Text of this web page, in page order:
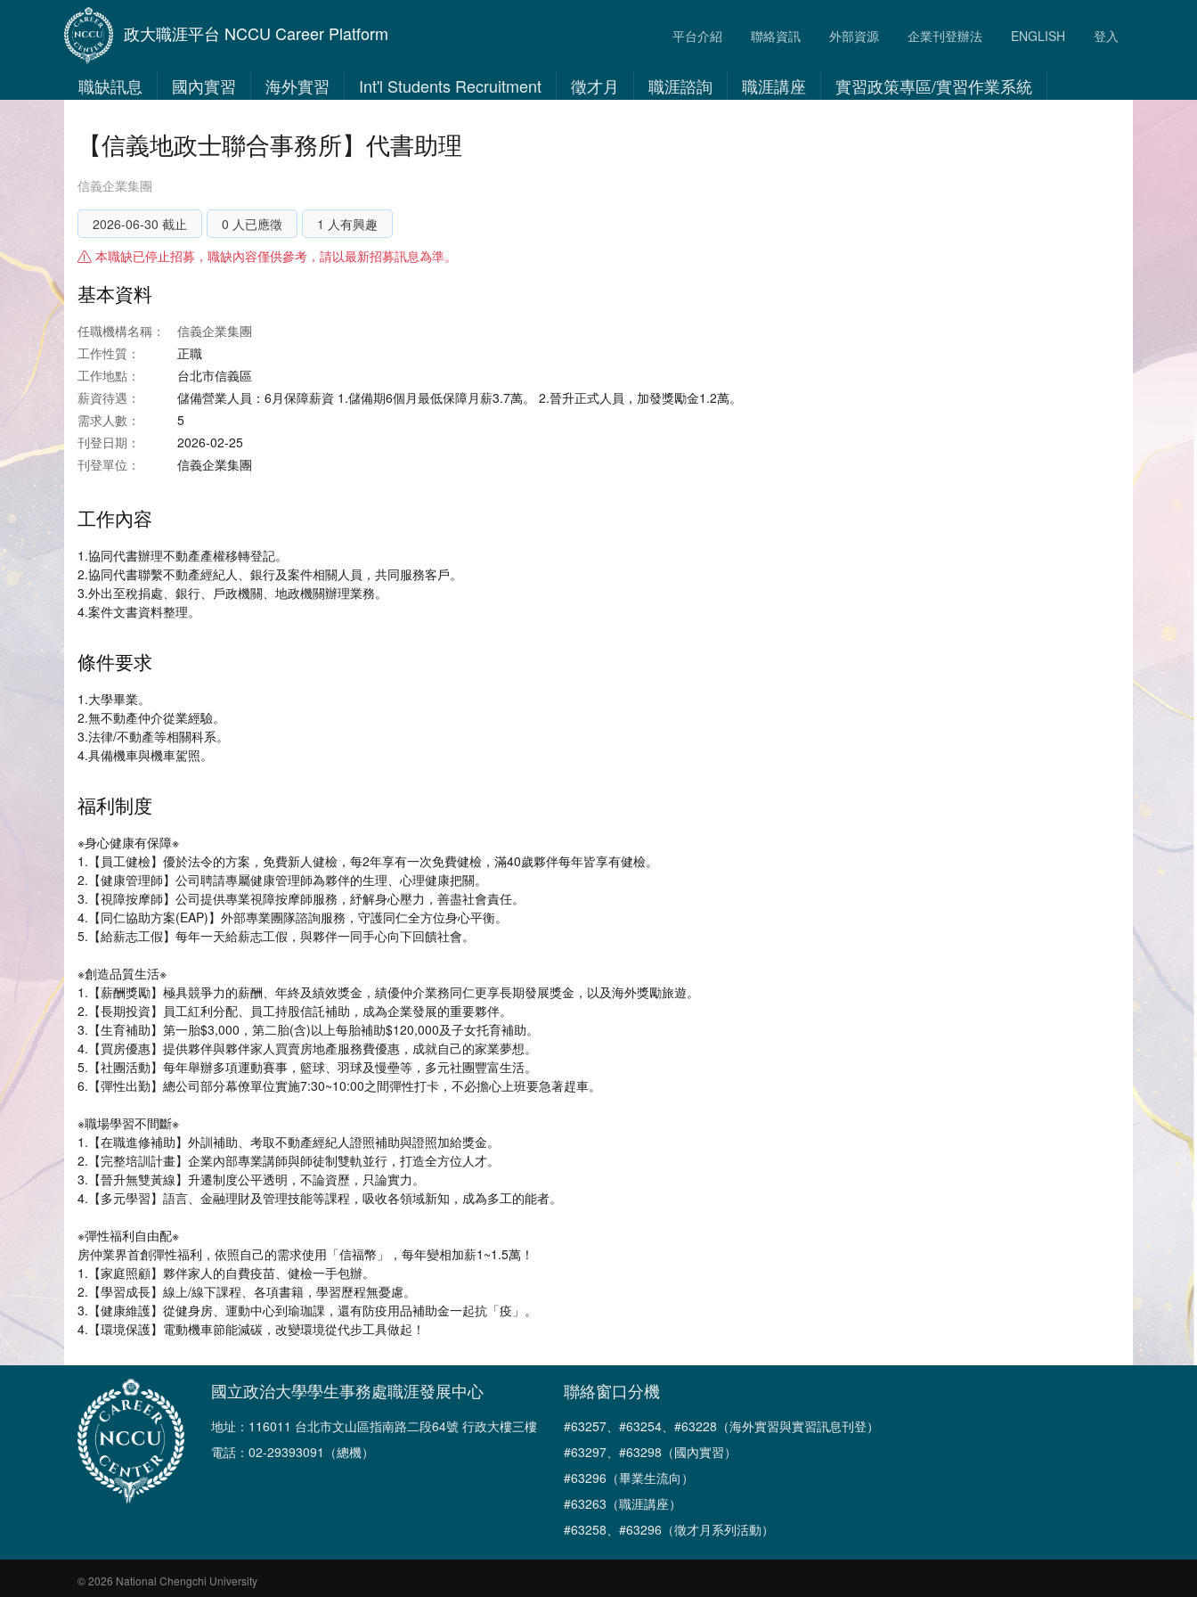
政大職涯平台 NCCU Career Platform 平台介紹 聯絡資訊 外部資源 企業刊登辦法 ENGLISH 登入
職缺訊息 國內實習 海外實習 Int'l Students Recruitment 徵才月 職涯諮詢 職涯講座 實習政策專區/實習作業系統
【信義地政士聯合事務所】代書助理
信義企業集團
2026-06-30 截止 0 人已應徵
1 人有興趣
本職缺已停止招募，職缺內容僅供參考，請以最新招募訊息為準。
基本資料
任職機構名稱：
信義企業集團
工作性質：
正職
工作地點：
台北市信義區
薪資待遇：
儲備營業人員：6月保障薪資 1.儲備期6個月最低保障月薪3.7萬。 2.晉升正式人員，加發獎勵金1.2萬。
需求人數：
5
刊登日期：
2026-02-25
刊登單位：
信義企業集團
工作內容
1.協同代書辦理不動產產權移轉登記。
2.協同代書聯繫不動產經紀人、銀行及案件相關人員，共同服務客戶。
3.外出至稅捐處、銀行、戶政機關、地政機關辦理業務。
4.案件文書資料整理。
條件要求
1.大學畢業。
2.無不動產仲介從業經驗。
3.法律/不動產等相關科系。
4.具備機車與機車駕照。
福利制度
※身心健康有保障※
1.【員工健檢】優於法令的方案，免費新人健檢，每2年享有一次免費健檢，滿40歲夥伴每年皆享有健檢。
2.【健康管理師】公司聘請專屬健康管理師為夥伴的生理、心理健康把關。
3.【視障按摩師】公司提供專業視障按摩師服務，紓解身心壓力，善盡社會責任。
4.【同仁協助方案(EAP)】外部專業團隊諮詢服務，守護同仁全方位身心平衡。
5.【給薪志工假】每年一天給薪志工假，與夥伴一同手心向下回饋社會。
※創造品質生活※
1.【薪酬獎勵】極具競爭力的薪酬、年終及績效獎金，績優仲介業務同仁更享長期發展獎金，以及海外獎勵旅遊。
2.【長期投資】員工紅利分配、員工持股信託補助，成為企業發展的重要夥伴。
3.【生育補助】第一胎$3,000，第二胎(含)以上每胎補助$120,000及子女托育補助。
4.【買房優惠】提供夥伴與夥伴家人買賣房地產服務費優惠，成就自己的家業夢想。
5.【社團活動】每年舉辦多項運動賽事，籃球、羽球及慢壘等，多元社團豐富生活。
6.【彈性出勤】總公司部分幕僚單位實施7:30~10:00之間彈性打卡，不必擔心上班要急著趕車。
※職場學習不間斷※
1.【在職進修補助】外訓補助、考取不動產經紀人證照補助與證照加給獎金。
2.【完整培訓計畫】企業內部專業講師與師徒制雙軌並行，打造全方位人才。
3.【晉升無雙黃線】升遷制度公平透明，不論資歷，只論實力。
4.【多元學習】語言、金融理財及管理技能等課程，吸收各領域新知，成為多工的能者。
※彈性福利自由配※
房仲業界首創彈性福利，依照自己的需求使用「信福幣」，每年變相加薪1~1.5萬！
1.【家庭照顧】夥伴家人的自費疫苗、健檢一手包辦。
2.【學習成長】線上/線下課程、各項書籍，學習歷程無憂慮。
3.【健康維護】從健身房、運動中心到瑜珈課，還有防疫用品補助金一起抗「疫」。
4.【環境保護】電動機車節能減碳，改變環境從代步工具做起！
國立政治大學學生事務處職涯發展中心
地址：116011 台北市文山區指南路二段64號 行政大樓三樓
電話：02-29393091（總機）
聯絡窗口分機
#63257、#63254、#63228（海外實習與實習訊息刊登）
#63297、#63298（國內實習）
#63296（畢業生流向）
#63263（職涯講座）
#63258、#63296（徵才月系列活動）
© 2026 National Chengchi University